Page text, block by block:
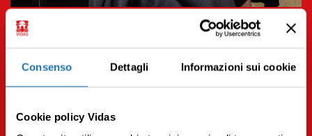
Consenso Dettagli Informazioni sui cookie
Cookie policy Vidas
06.09.2022 | Operatori
Perché la fisioterapia è importante nelle cure palliative
per adulti e bambini
Leggi tutto